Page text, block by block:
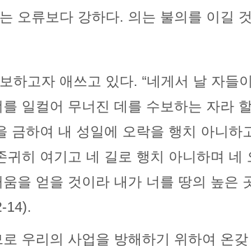
오류보다 강하다. 의는 불의를 이길
하고자 애쓰고 있다. “네게서 날 자들
일컬어 무너진 데를 수보하는 자라
금하여 내 성일에 오락을 행치 아니하
히 여기고 네 길로 행치 아니하며 네
을 얻을 것이라 내가 너를 땅의 높은
14).
우리의 사업을 방해하기 위하여 온